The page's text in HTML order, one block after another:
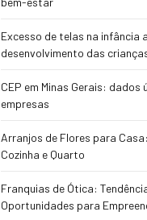
Excesso de telas na infância
desenvolvimento das
CEP em Minas Gerais:
empresas
Arranjos de Flores para
Cozinha e Quarto
Franquias de Ótica:
Oportunidades para